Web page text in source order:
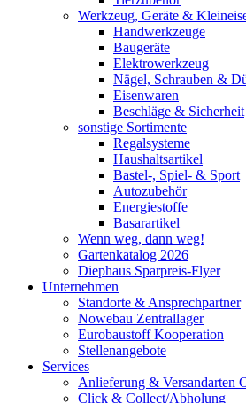
Werkzeug, Geräte &
Handwerkzeuge
Baugeräte
Elektrowerkzeug
Nägel, Schrauben &
Eisenwaren
Beschläge & Sicherheit
sonstige Sortimente
Regalsysteme
Haushaltsartikel
Bastel-, Spiel- & Sport
Autozubehör
Energiestoffe
Basarartikel
Wenn weg, dann weg!
Gartenkatalog 2026
Diephaus Sparpreis-Flyer
Unternehmen
Standorte & Ansprechpartner
Nowebau Zentrallager
Eurobaustoff Kooperation
Stellenangebote
Services
Anlieferung & Versandarten
Click & Collect/Abholung